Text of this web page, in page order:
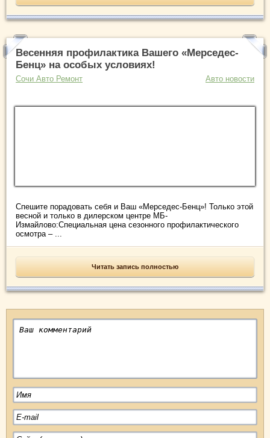
Весенняя профилактика Вашего «Мерседес-
Бенц» на особых условиях!
Сочи Авто Ремонт Авто новости
Спешите порадовать себя и Ваш «Мерседес-Бенц»! Только этой
весной и только в дилерском центре МБ-
Измайлово:Специальная цена сезонного профилактического
осмотра – ...
Читать запись полностью